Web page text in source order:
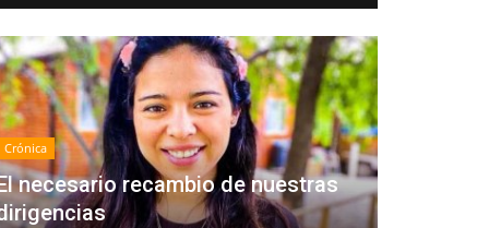
Crónica
necesario recambio de nuestras